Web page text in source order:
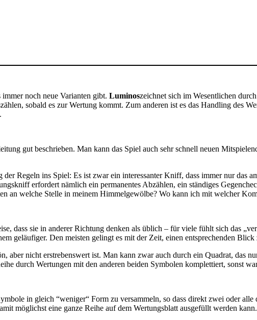
noch neue Varianten gibt. Luminoszeichnet sich im Wesentlichen
sobald es zur Wertung kommt. Zum anderen ist es das Handling des
gut beschrieben. Man kann das Spiel auch sehr schnell neuen
Regeln ins Spiel: Es ist zwar ein interessanter Kniff, dass immer nur das
erfordert nämlich ein permanentes Abzählen, ein ständiges
an welche Stelle in meinem Himmelgewölbe? Wo kann ich mit welcher
dass sie in anderer Richtung denken als üblich – für viele fühlt sich das
geläufiger. Den meisten gelingt es mit der Zeit, einen entsprechenden
aber nicht erstrebenswert ist. Man kann zwar auch durch ein Quadrat, das
durch Wertungen mit den anderen beiden Symbolen komplettiert, sonst
in gleich “weniger“ Form zu versammeln, so dass direkt zwei oder
möglichst eine ganze Reihe auf dem Wertungsblatt ausgefüllt werden kann.